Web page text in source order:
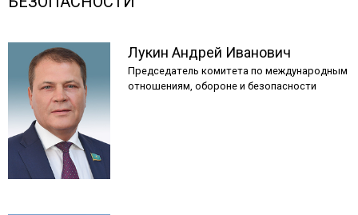
Лукин Андрей Иванович
Председатель комитета по международным
отношениям, обороне и безопасности